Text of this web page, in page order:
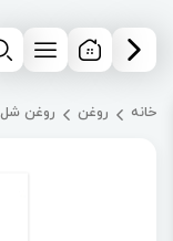
خانه روغن روغن شل